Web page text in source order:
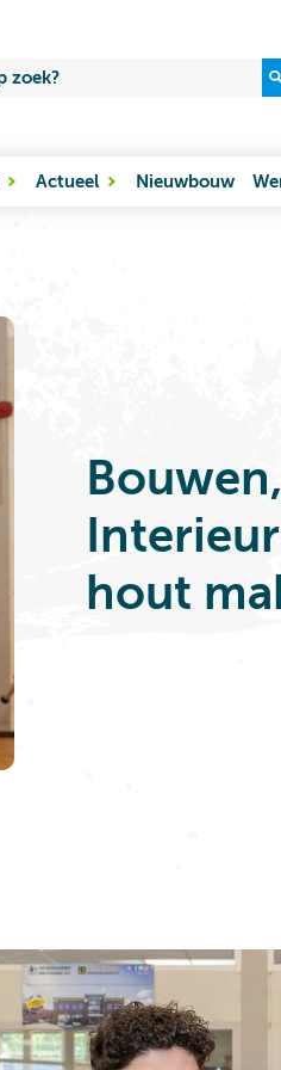
Actueel Nieuwbouw
hout